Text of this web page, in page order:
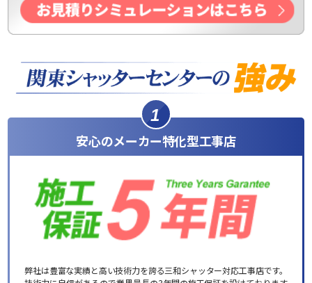
1
安心のメーカー特化型工事店
弊社は豊富な実績と高い技術力を誇る三和シャッター対応工事店です。